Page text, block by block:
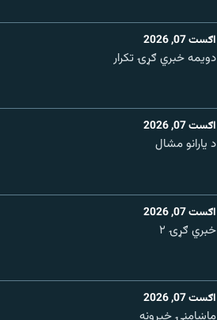
اګست 07, 2026
دویمه خبري ګړۍ تکرار
اګست 07, 2026
د یارانو مشال
اګست 07, 2026
خبري ګړۍ ۲
اګست 07, 2026